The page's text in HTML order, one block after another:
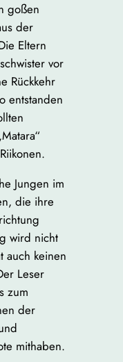
goßen
der
Eltern
vor
Rückkehr
entstanden
Jungen im
die ihre
wird nicht
auch keinen
Leser
zum
der
mithaben.